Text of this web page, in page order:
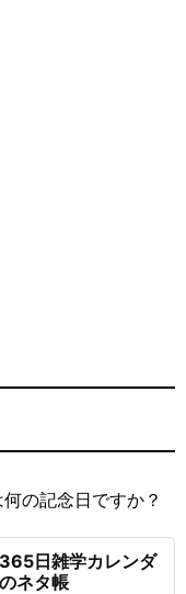
の記念日ですか？
365日雑学カレンダ
ネタ帳